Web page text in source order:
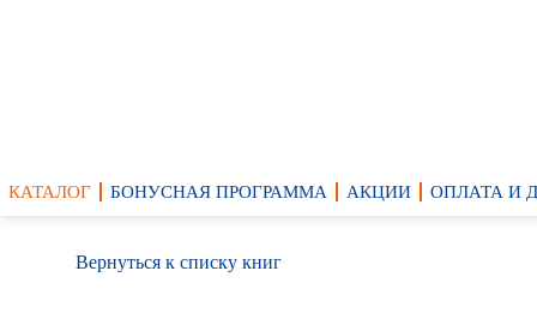
КАТАЛОГ БОНУСНАЯ ПРОГРАММА АКЦИИ ОПЛАТА И
Вернуться к списку книг